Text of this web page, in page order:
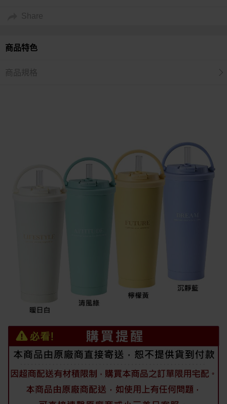
Share
商品特色
商品規格